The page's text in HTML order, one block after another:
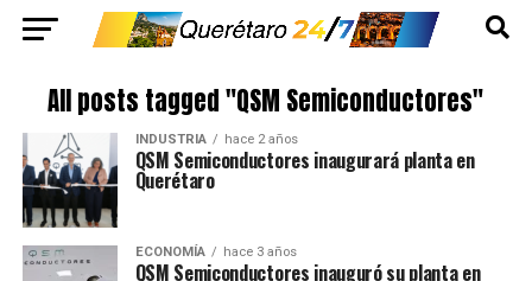
All posts tagged "QSM Semiconductores"
INDUSTRIA hace 2 años
QSM Semiconductores inaugurará planta en
Querétaro
ECONOMÍA hace 3 años
QSM Semiconductores inauguró su planta en